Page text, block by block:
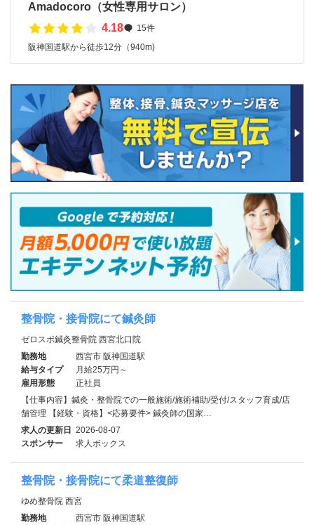
Amadocoro（女性専用サロン）
4.18
15件
阪神国道駅から徒歩12分（940m)
整骨院・接骨院にて鍼灸師
ゼロスポ鍼灸整骨院 西宮北口院
勤務地
西宮市 阪神国道駅
給与タイプ
月給25万円～
雇用形態
正社員
【仕事内容】鍼灸・整骨院での一般施術/施術補助/受付/スタッフ育成/店
舗管理 【経験・資格】<応募要件> 鍼灸師の国家…
求人の更新日 2026-08-07
スポンサー
求人ボックス
整骨院・接骨院にて柔道整復師
ゆめ整骨院 西宮
勤務地
西宮市 阪神国道駅